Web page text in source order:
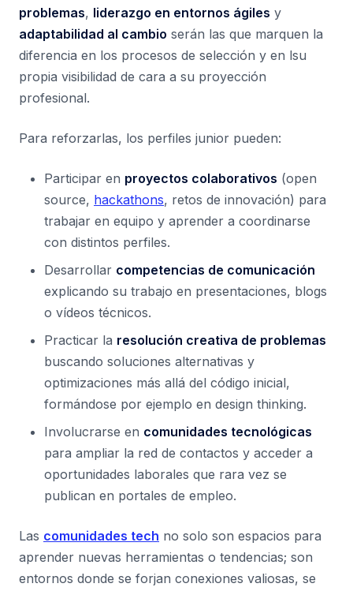
problemas, liderazgo en entornos ágiles y
adaptabilidad al cambio serán las que marquen la
diferencia en los procesos de selección y en lsu
propia visibilidad de cara a su proyección
profesional.
Para reforzarlas, los perfiles junior pueden:
Participar en proyectos colaborativos (open
source, hackathons, retos de innovación) para
trabajar en equipo y aprender a coordinarse
con distintos perfiles.
Desarrollar competencias de comunicación
explicando su trabajo en presentaciones, blogs
o vídeos técnicos.
Practicar la resolución creativa de problemas
buscando soluciones alternativas y
optimizaciones más allá del código inicial,
formándose por ejemplo en design thinking.
Involucrarse en comunidades tecnológicas
para ampliar la red de contactos y acceder a
oportunidades laborales que rara vez se
publican en portales de empleo.
Las comunidades tech no solo son espacios para
aprender nuevas herramientas o tendencias; son
entornos donde se forjan conexiones valiosas, se